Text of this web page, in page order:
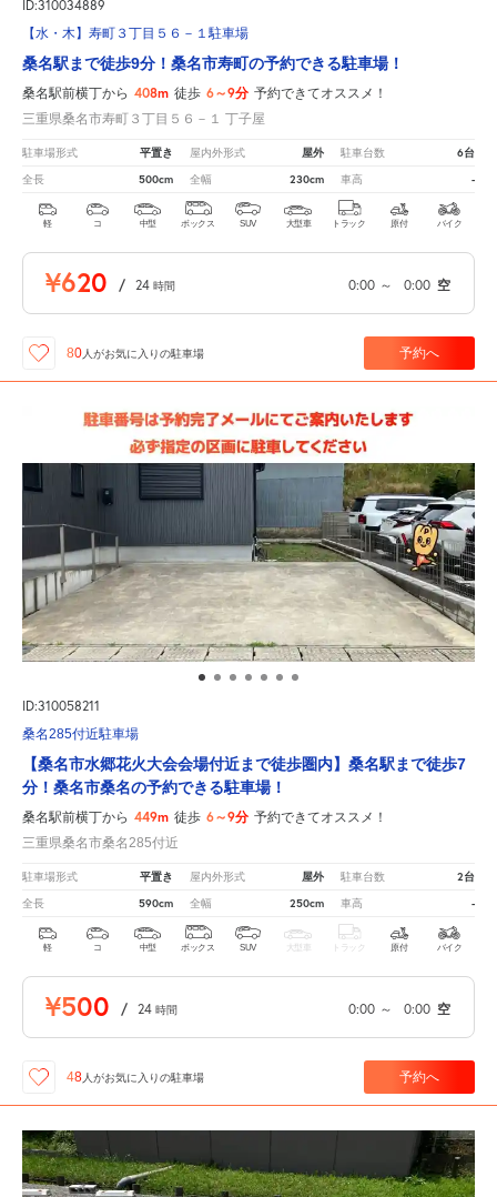
ID:310034889
【水・木】寿町３丁目５６－１駐車場
桑名駅まで徒歩9分！桑名市寿町の予約できる駐車場！
桑名駅前横丁から 408m 徒歩 6～9分 予約できてオススメ！
三重県桑名市寿町３丁目５６－１ 丁子屋
駐車場形式 平置き 屋内外形式 屋外 駐車台数 6台
全長 500cm 全幅 230cm 車高 -
軽 コ 中型 ボックス SUV 大型車 トラック 原付 バイク
¥620 / 24 時間 0:00 ～ 0:00 空
80 人がお気に入りの駐車場 予約へ
ID:310058211
桑名285付近駐車場
【桑名市水郷花火大会会場付近まで徒歩圏内】桑名駅まで徒歩7
分！桑名市桑名の予約できる駐車場！
桑名駅前横丁から 449m 徒歩 6～9分 予約できてオススメ！
三重県桑名市桑名285付近
駐車場形式 平置き 屋内外形式 屋外 駐車台数 2台
全長 590cm 全幅 250cm 車高 -
軽 コ 中型 ボックス SUV 大型車 トラック 原付 バイク
¥500 / 24 時間 0:00 ～ 0:00 空
48 人がお気に入りの駐車場 予約へ